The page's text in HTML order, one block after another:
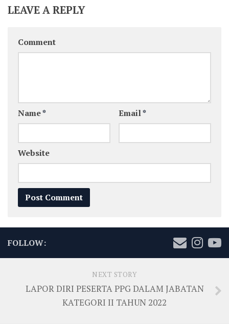
LEAVE A REPLY
Comment
Name* Email*
Website
FOLLOW:
NEXT STORY
LAPOR DIRI PESERTA PPG DALAM JABATAN
KATEGORI II TAHUN 2022